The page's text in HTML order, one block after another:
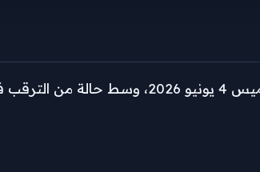
سجلت أسعار الذهب في مصر ارتفاعًا محدودًا خلال